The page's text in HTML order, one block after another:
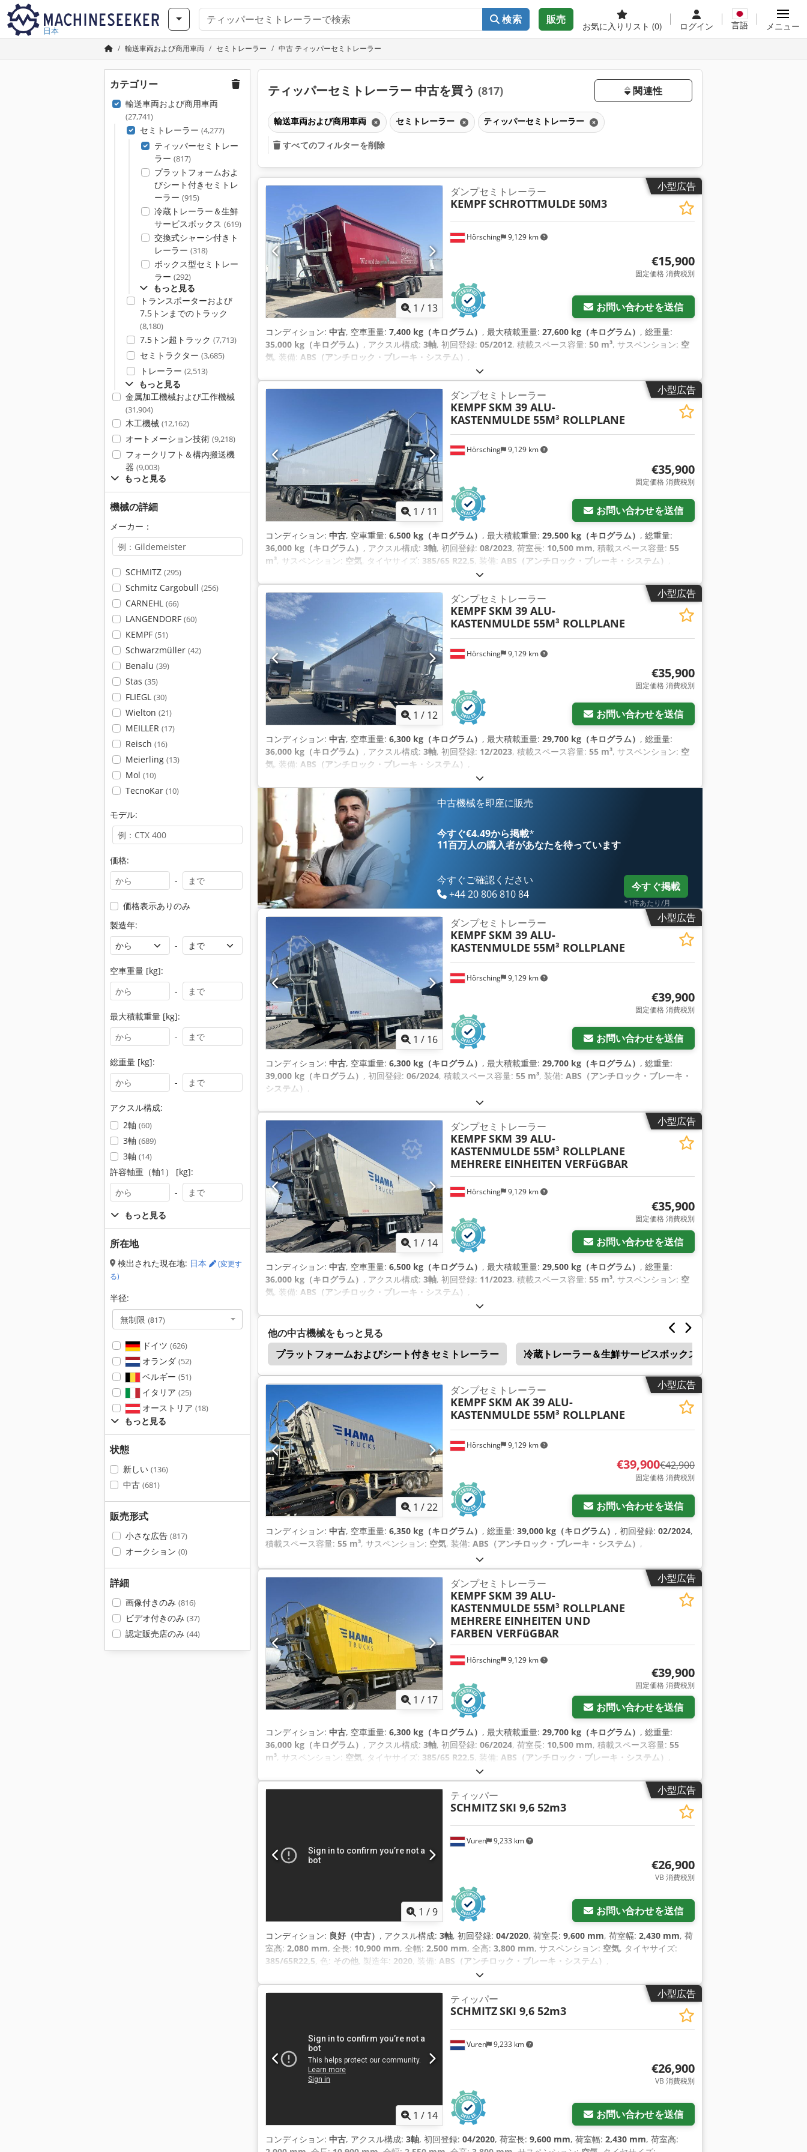
日本
検索 販売
お気に入りリスト (0) ログイン 言語 メニュー
輸送車両および商用車両 セミトレーラー 中古 ティッパーセミトレーラー
カテゴリー
輸送車両および商用車両
(27,741)
セミトレーラー (4,277)
ティッパーセミトレー
ラー (817)
プラットフォームおよ
びシート付きセミトレ
ーラー (915)
冷蔵トレーラー＆生鮮
サービスボックス (619)
交換式シャーシ付きト
レーラー (318)
ボックス型セミトレー
ラー (292)
もっと見る
トランスポーターおよび
7.5トンまでのトラック
(8,180)
7.5トン超トラック (7,713)
セミトラクター (3,685)
トレーラー (2,513)
もっと見る
金属加工機械および工作機械
(31,904)
木工機械 (12,162)
オートメーション技術 (9,218)
フォークリフト＆構内搬送機
器 (9,003)
もっと見る
機械の詳細
メーカー：
SCHMITZ (295)
Schmitz Cargobull (256)
CARNEHL (66)
LANGENDORF (60)
KEMPF (51)
Schwarzmüller (42)
Benalu (39)
Stas (35)
FLIEGL (30)
Wielton (21)
MEILLER (17)
Reisch (16)
Meierling (13)
Mol (10)
TecnoKar (10)
モデル:
価格:
-
価格表示ありのみ
製造年:
-
空車重量 [kg]:
-
最大積載重量 [kg]:
-
総重量 [kg]:
-
アクスル構成:
2軸 (60)
3軸 (689)
3軸 (14)
許容軸重（軸1） [kg]:
-
もっと見る
所在地
検出された現在地: 日本
(変更す
る)
半径:
無制限 (817)
ドイツ (626)
オランダ (52)
ベルギー (51)
イタリア (25)
オーストリア (18)
もっと見る
状態
新しい (136)
中古 (681)
販売形式
小さな広告 (817)
オークション (0)
詳細
画像付きのみ (816)
ビデオ付きのみ (37)
認定販売店のみ (44)
ティッパーセミトレーラー 中古を買う (817) 関連性
輸送車両および商用車両 セミトレーラー ティッパーセミトレーラー
すべてのフィルターを削除
小型広告
1 / 13
Hörsching 9,129 km
ダンプセミトレーラー
KEMPF SCHROTTMULDE 50M3
€15,900
固定価格 消費税別
お問い合わせを送信
コンディション: 中古, 空車重量: 7,400 kg（キログラム） , 最大積載重量: 27,600 kg（キログラム） , 総重量:
35,000 kg（キログラム） , アクスル構成: 3軸, 初回登録: 05/2012, 積載スペース容量: 50 m³, サスペンション: 空
気, 装備: ABS（アンチロック・ブレーキ・システム） ,
小型広告
1 / 11
Hörsching 9,129 km
ダンプセミトレーラー
KEMPF SKM 39 ALU-
KASTENMULDE 55M³ ROLLPLANE
€35,900
固定価格 消費税別
お問い合わせを送信
コンディション: 中古, 空車重量: 6,500 kg（キログラム） , 最大積載重量: 29,500 kg（キログラム） , 総重量:
36,000 kg（キログラム） , アクスル構成: 3軸, 初回登録: 08/2023, 荷室長: 10,500 mm, 積載スペース容量: 55
m³, サスペンション: 空気, タイヤサイズ: 385/65 R22,5, 装備: ABS（アンチロック・ブレーキ・システム） ,
小型広告
1 / 12
Hörsching 9,129 km
ダンプセミトレーラー
KEMPF SKM 39 ALU-
KASTENMULDE 55M³ ROLLPLANE
€35,900
固定価格 消費税別
お問い合わせを送信
コンディション: 中古, 空車重量: 6,300 kg（キログラム） , 最大積載重量: 29,700 kg（キログラム） , 総重量:
36,000 kg（キログラム） , アクスル構成: 3軸, 初回登録: 12/2023, 積載スペース容量: 55 m³, サスペンション: 空
気, 装備: ABS（アンチロック・ブレーキ・システム） ,
中古機械を即座に販売
今すぐ€4.49から掲載*
11百万人の購入者があなたを待っています
今すぐご確認ください
+44 20 806 810 84
今すぐ掲載
*1件あたり/月
小型広告
1 / 16
Hörsching 9,129 km
ダンプセミトレーラー
KEMPF SKM 39 ALU-
KASTENMULDE 55M³ ROLLPLANE
€39,900
固定価格 消費税別
お問い合わせを送信
コンディション: 中古, 空車重量: 6,300 kg（キログラム） , 最大積載重量: 29,700 kg（キログラム） , 総重量:
39,000 kg（キログラム） , 初回登録: 06/2024, 積載スペース容量: 55 m³, 装備: ABS（アンチロック・ブレーキ・
システム） ,
小型広告
1 / 14
Hörsching 9,129 km
ダンプセミトレーラー
KEMPF SKM 39 ALU-
KASTENMULDE 55M³ ROLLPLANE
MEHRERE EINHEITEN VERFüGBAR
€35,900
固定価格 消費税別
お問い合わせを送信
コンディション: 中古, 空車重量: 6,500 kg（キログラム） , 最大積載重量: 29,500 kg（キログラム） , 総重量:
36,000 kg（キログラム） , アクスル構成: 3軸, 初回登録: 11/2023, 積載スペース容量: 55 m³, サスペンション: 空
気, 装備: ABS（アンチロック・ブレーキ・システム） ,
他の中古機械をもっと見る
プラットフォームおよびシート付きセミトレーラー
冷蔵トレーラー＆生鮮サービスボックス
Kässbohrer Siloauflieger トレーラー
小型広告
1 /22
Hörsching 9,129 km
ダンプセミトレーラー
KEMPF SKM AK 39 ALU-
KASTENMULDE 55M³ ROLLPLANE
€39,900€42,900
固定価格 消費税別
お問い合わせを送信
コンディション: 中古, 空車重量: 6,350 kg（キログラム） , 総重量: 39,000 kg（キログラム） , 初回登録: 02/2024,
積載スペース容量: 55 m³, サスペンション: 空気, 装備: ABS（アンチロック・ブレーキ・システム） ,
小型広告
1 / 17
Hörsching 9,129 km
ダンプセミトレーラー
KEMPF SKM 39 ALU-
KASTENMULDE 55M³ ROLLPLANE
MEHRERE EINHEITEN UND
FARBEN VERFüGBAR
€39,900
固定価格 消費税別
お問い合わせを送信
コンディション: 中古, 空車重量: 6,300 kg（キログラム） , 最大積載重量: 29,700 kg（キログラム） , 総重量:
36,000 kg（キログラム） , アクスル構成: 3軸, 初回登録: 06/2024, 荷室長: 10,500 mm, 積載スペース容量: 55
m³, サスペンション: 空気, タイヤサイズ: 385/65 R22,5, 装備: ABS（アンチロック・ブレーキ・システム） ,
小型広告
1 /9
Vuren 9,233 km
ティッパー
SCHMITZSKI 9,6 52m3
€26,900
VB 消費税別
お問い合わせを送信
コンディション: 良好（中古） , アクスル構成: 3軸, 初回登録: 04/2020, 荷室長: 9,600 mm, 荷室幅: 2,430 mm, 荷
室高: 2,080 mm, 全長: 10,900 mm, 全幅: 2,500 mm, 全高: 3,800 mm, サスペンション: 空気, タイヤサイズ:
385/65R22,5, 色: その他, 製造年: 2020, 装備: ABS（アンチロック・ブレーキ・システム） ,
小型広告
1 / 14
Vuren 9,233 km
ティッパー
SCHMITZSKI 9,6 52m3
€26,900
VB 消費税別
お問い合わせを送信
コンディション: 中古, アクスル構成: 3軸, 初回登録: 04/2020, 荷室長: 9,600 mm, 荷室幅: 2,430 mm, 荷室高: